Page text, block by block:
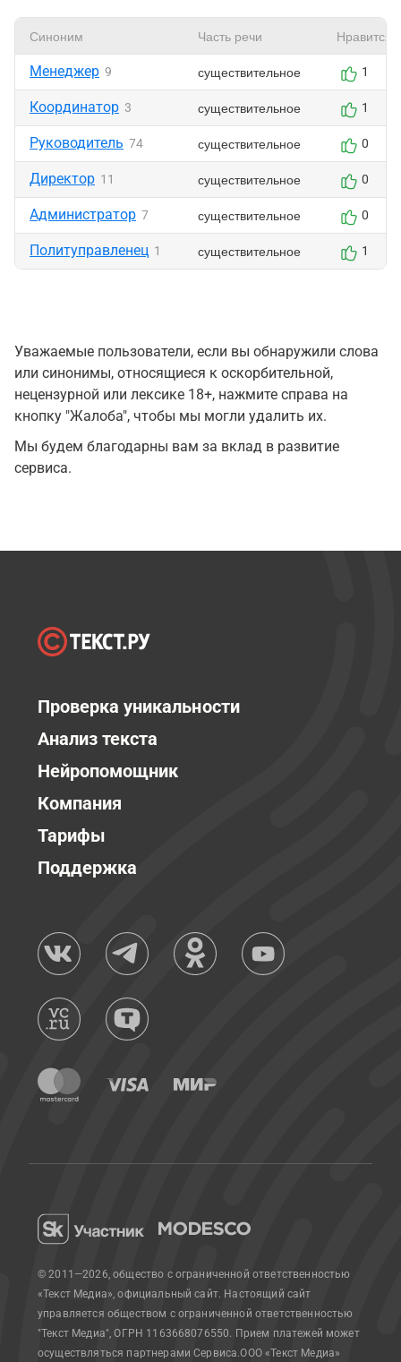
Синоним Часть речи Нравится
Менеджер 9 существительное 1
Координатор 3 существительное 1
Руководитель 74 существительное 0
Директор 11 существительное 0
Администратор 7 существительное 0
Политуправленец 1 существительное 1
Уважаемые пользователи, если вы обнаружили слова
или синонимы, относящиеся к оскорбительной,
нецензурной или лексике 18+, нажмите справа на
кнопку "Жалоба", чтобы мы могли удалить их.
Мы будем благодарны вам за вклад в развитие
сервиса.
Проверка уникальности
Анализ текста
Нейропомощник
Компания
Тарифы
Поддержка
© 2011—2026, общество с ограниченной ответственностью
«Текст Медиа», официальный сайт. Настоящий сайт
управляется обществом с ограниченной ответственностью
"Текст Медиа", ОГРН 1163668076550. Прием платежей может
осуществляться партнерами Сервиса.ООО «Текст Медиа»